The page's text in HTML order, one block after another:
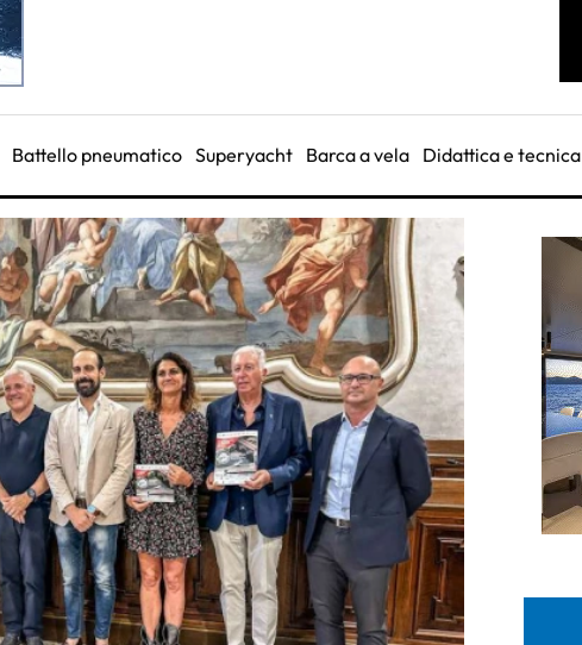
Battello pneumatico Superyacht Barca a vela Didattica e tecnica